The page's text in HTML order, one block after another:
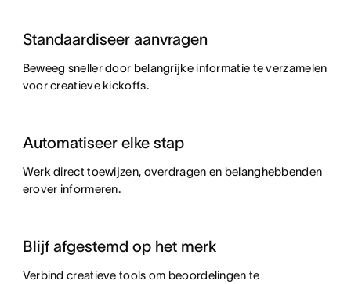
Standaardiseer aanvragen
Beweeg sneller door belangrijke informatie te verzamelen
voor creatieve kickoffs.
Automatiseer elke stap
Werk direct toewijzen, overdragen en belanghebbenden
erover informeren.
Blijf afgestemd op het merk
Verbind creatieve tools om beoordelingen te